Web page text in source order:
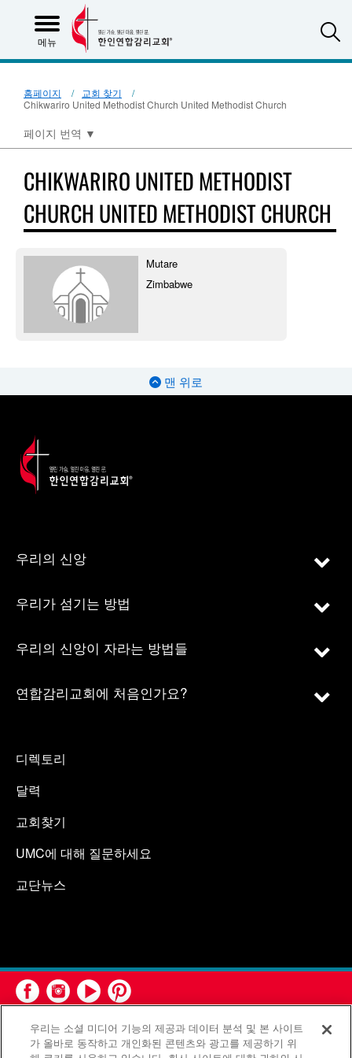
메뉴
홈페이지
교회 찾기
Chikwariro United Methodist Church United Methodist Church
페이지 번역 ▼
CHIKWARIRO UNITED METHODIST
CHURCH UNITED METHODIST CHURCH
Mutare
Zimbabwe
맨 위로
우리의 신앙
우리가 섬기는 방법
우리의 신앙이 자라는 방법들
연합감리교회에 처음인가요?
디렉토리
달력
교회찾기
UMC에 대해 질문하세요
교단뉴스
우리는 소셜 미디어 기능의 제공과 데이터 분석 및 본 사이트
가 올바로 동작하고 개인화된 콘텐츠와 광고를 제공하기 위